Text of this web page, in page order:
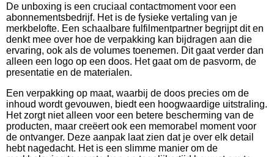
De unboxing is een cruciaal contactmoment voor een
abonnementsbedrijf. Het is de fysieke vertaling van je
merkbelofte. Een schaalbare fulfilmentpartner begrijpt dit en
denkt mee over hoe de verpakking kan bijdragen aan die
ervaring, ook als de volumes toenemen. Dit gaat verder dan
alleen een logo op een doos. Het gaat om de pasvorm, de
presentatie en de materialen.
Een verpakking op maat, waarbij de doos precies om de
inhoud wordt gevouwen, biedt een hoogwaardige uitstraling.
Het zorgt niet alleen voor een betere bescherming van de
producten, maar creëert ook een memorabel moment voor
de ontvanger. Deze aanpak laat zien dat je over elk detail
hebt nagedacht. Het is een slimme manier om de